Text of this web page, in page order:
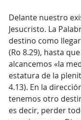
Delante nuestro
Jesucristo. La
destino como
(Ro 8.29), hasta
alcancemos «la
estatura de la
4.13). En la
tenemos otro
es decir, perder